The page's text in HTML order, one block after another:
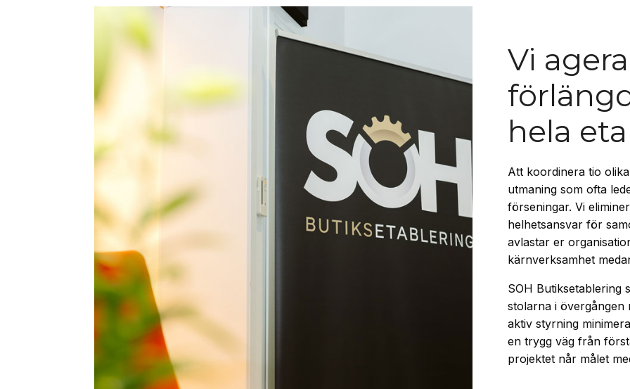
Vi
hela
Att koordinera tio
utmaning som ofta
förseningar. Vi
helhetsansvar för
avlastar er
kärnverksamhet
SOH Butiksetablering
stolarna i övergången
aktiv styrning
en trygg väg från
projektet når målet